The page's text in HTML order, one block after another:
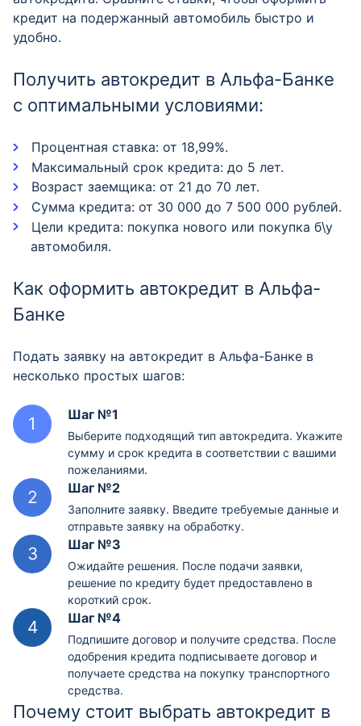
кредит на подержанный автомобиль быстро и
удобно.
Получить автокредит в Альфа-Банке
с оптимальными условиями:
Процентная ставка: от 18,99%.
Максимальный срок кредита: до 5 лет.
Возраст заемщика: от 21 до 70 лет.
Сумма кредита: от 30 000 до 7 500 000 рублей.
Цели кредита: покупка нового или покупка б\у
автомобиля.
Как оформить автокредит в Альфа-
Банке
Подать заявку на автокредит в Альфа-Банке в
несколько простых шагов:
Шаг №1
Выберите подходящий тип автокредита. Укажите
сумму и срок кредита в соответствии с вашими
пожеланиями.
Шаг №2
Заполните заявку. Введите требуемые данные и
отправьте заявку на обработку.
Шаг №3
Ожидайте решения. После подачи заявки,
решение по кредиту будет предоставлено в
короткий срок.
Шаг №4
Подпишите договор и получите средства. После
одобрения кредита подписываете договор и
получаете средства на покупку транспортного
средства.
Почему стоит выбрать автокредит в